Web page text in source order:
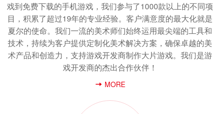
戏到免费下载的手机游戏，我们参与了1000款以上的不同项
目，积累了超过19年的专业经验。客户满意度的最大化就是
夏尔的使命。我们一流的美术师们始终运用最尖端的工具和
技术，持续为客户提供定制化美术解决方案，确保卓越的美
术产品和创造力，支持游戏开发商制作大片游戏。我们是游
戏开发商的杰出合作伙伴！
MORE